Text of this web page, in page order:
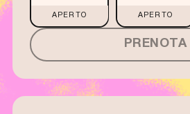
APERTO APERTO
PRENOTA